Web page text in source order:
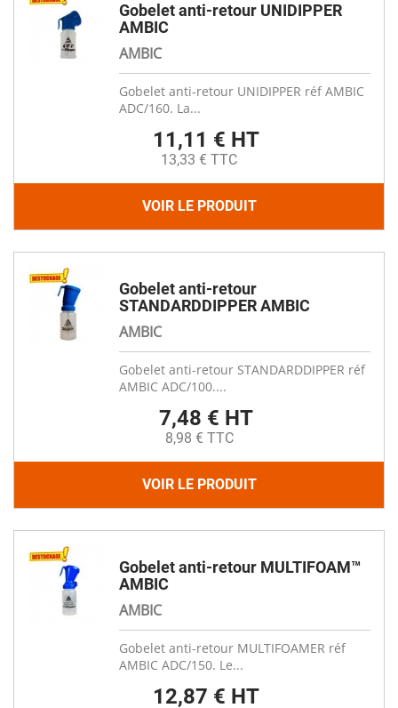
Gobelet anti-retour UNIDIPPER
AMBIC
AMBIC
Gobelet anti-retour UNIDIPPER réf AMBIC
ADC/160. La...
11,11 € HT
13,33 € TTC
VOIR LE PRODUIT
Gobelet anti-retour
STANDARDDIPPER AMBIC
AMBIC
Gobelet anti-retour STANDARDDIPPER réf
AMBIC ADC/100....
7,48 € HT
8,98 € TTC
VOIR LE PRODUIT
Gobelet anti-retour MULTIFOAM™
AMBIC
AMBIC
Gobelet anti-retour MULTIFOAMER réf
AMBIC ADC/150. Le...
12,87 € HT